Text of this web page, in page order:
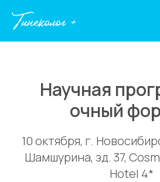
Научная
очный
10 октября, г.
Шамшурина, зд. 37,
Hotel 4*